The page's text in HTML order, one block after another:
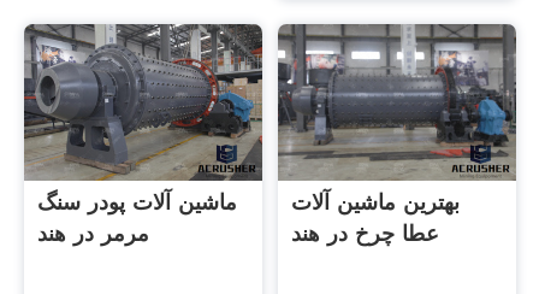
ماشین آلات پودر سنگ
مرمر در هند
بهترین ماشین آلات
عطا چرخ در هند